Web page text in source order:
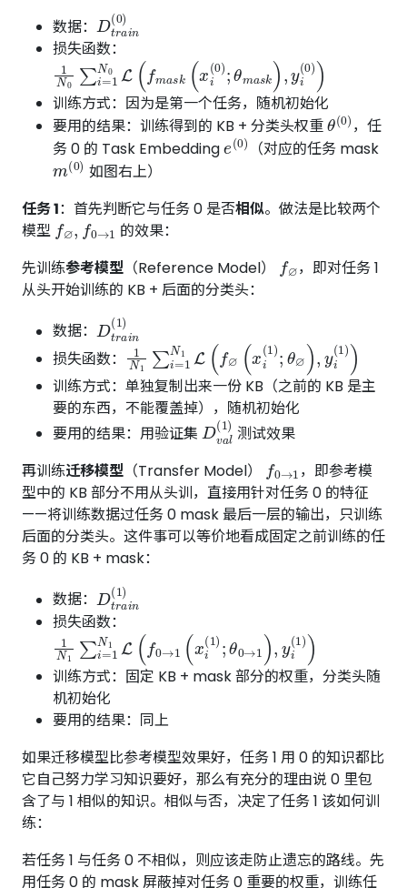
数据：
Dtra
损失函数：
1N 0∑i= N 0L ( as k(x ( θm ask)
训练方式：因为是第一个任务，随机初始化
要用的结果：训练得到的 KB + 分类头权重
θ(0
，任
务 0 的 Task Embedding
e(0)
（对应的任务 mask
m(0)
如图右上）
任务 1：首先判断它与任务 0 是否相似。做法是比较两个
模型
f∅,f0→1
的效果：
先训练参考模型 （Reference Model）
∅
，即对任务 1
从头开始训练的 KB + 后面的分类头：
数据：
Dtra
损失函数：
1N ∑i= N1 L( f ∅( i(1 ;θ ∅ yi(1
训练方式：单独复制出来一份 KB（之前的 KB 是主
要的东西，不能覆盖掉），随机初始化
要用的结果：用验证集
Dval(1)
测试效果
再训练迁移模型 （Transfer Model）
f0
，即参考模
型中的 KB 部分不用从头训，直接用针对任务 0 的特征
——将训练数据过任务 0 mask 最后一层的输出，只训练
后面的分类头。这件事可以等价地看成固定之前训练的任
务 0 的 KB + mask：
数据：
Dtra
损失函数：
1N ∑i= N1 L( f 1( xi( ); → ,yi(
训练方式：固定 KB + mask 部分的权重，分类头随
机初始化
要用的结果：同上
如果迁移模型比参考模型效果好，任务 1 用 0 的知识都比
它自己努力学习知识要好，那么有充分的理由说 0 里包
含了与 1 相似的知识。相似与否，决定了任务 1 该如何训
练：
若任务 1 与任务 0 不相似，则应该走防止遗忘的路线。先
用任务 0 的 mask 屏蔽掉对任务 0 重要的权重，训练任